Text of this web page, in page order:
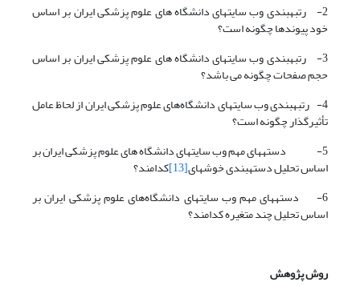
2- رتبه­بندی وب سایتهای دانشگاه های علوم پزشکی ایران بر اساس
خود پیوند­ها چگونه است؟
3- رتبه­بندی وب سایتهای دانشگاه های علوم پزشکی ایران بر اساس
حجم صفحات چگونه می باشد؟
4- رتبه­بندی وب سایتهای دانشگاه‌های علوم پزشکی ایران از لحاظ عامل
تأثیرگذار چگونه است؟
5- دسته­های مهم وب سایتهای دانشگاه های علوم پزشکی ایران بر
اساس تحلیل دسته­بندی خوشه­ای[13]
کدامند؟
6- دسته­های مهم وب سایتهای دانشگاه‌های علوم پزشکی ایران بر
اساس تحلیل چند متغیره کدامند؟
روش پژوهش